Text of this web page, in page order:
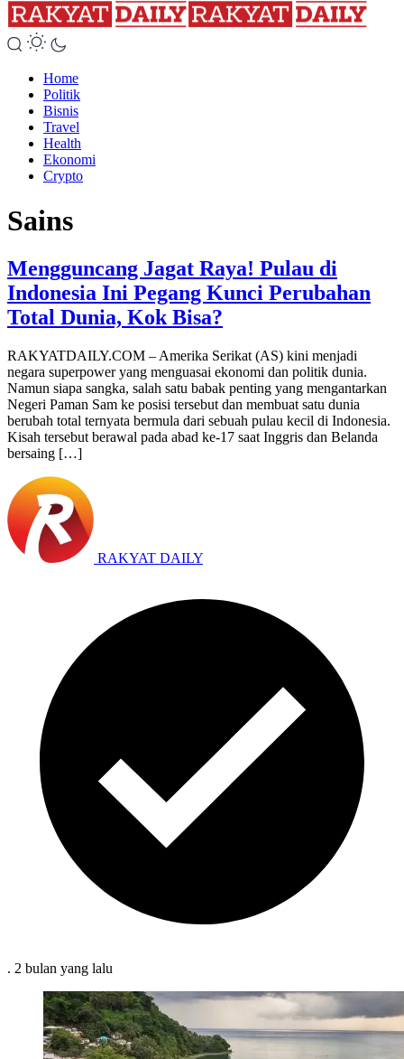
Home
Politik
Bisnis
Travel
Health
Ekonomi
Crypto
Sains
Mengguncang Jagat Raya! Pulau di
Indonesia Ini Pegang Kunci Perubahan
Total Dunia, Kok Bisa?
RAKYATDAILY.COM – Amerika Serikat (AS) kini menjadi
negara superpower yang menguasai ekonomi dan politik dunia.
Namun siapa sangka, salah satu babak penting yang mengantarkan
Negeri Paman Sam ke posisi tersebut dan membuat satu dunia
berubah total ternyata bermula dari sebuah pulau kecil di Indonesia.
Kisah tersebut berawal pada abad ke-17 saat Inggris dan Belanda
bersaing […]
RAKYAT DAILY
. 2 bulan yang lalu